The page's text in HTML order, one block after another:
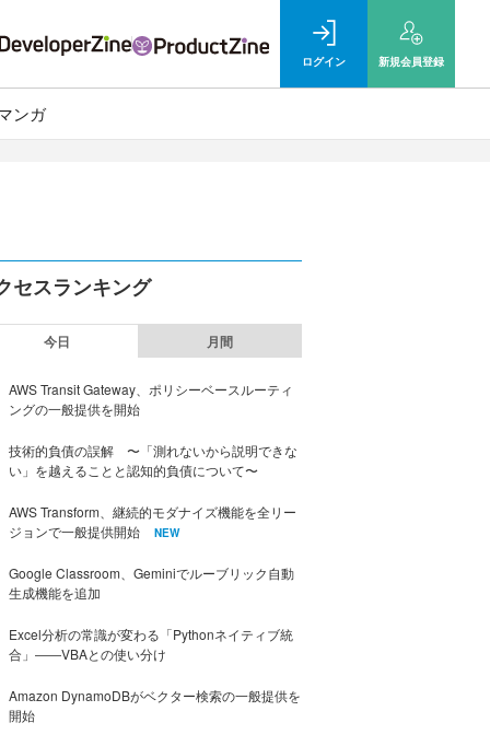
ログイン 新規会員登録
ンガ
セスランキング
今日 月間
AWS Transit Gateway、ポリシーベースルーティ
ングの一般提供を開始
技術的負債の誤解 〜「測れないから説明できな
い」を越えることと認知的負債について〜
AWS Transform、継続的モダナイズ機能を全リー
ジョンで一般提供開始
NEW
Google Classroom、Geminiでルーブリック自動
生成機能を追加
Excel分析の常識が変わる「Pythonネイティブ統
合」――VBAとの使い分け
Amazon DynamoDBがベクター検索の一般提供を
開始